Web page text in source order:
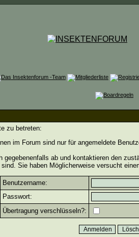
zu betreten:
im Forum sind nur für angemeldete
ab und kontaktieren den
Sie haben Möglicherweise versucht
Benutzername:
Passwort:
Übertragung verschlüsseln?: